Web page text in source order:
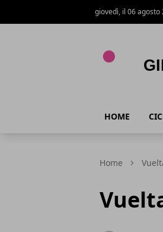
giovedì, il 06 agosto
HOME
Home